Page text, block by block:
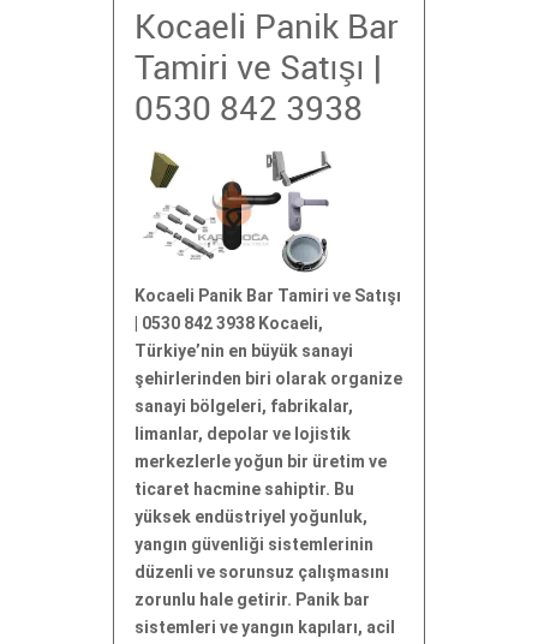
Kocaeli Panik Bar
Tamiri ve Satışı |
0530 842 3938
Kocaeli Panik Bar Tamiri ve Satışı
| 0530 842 3938 Kocaeli,
Türkiye’nin en büyük sanayi
şehirlerinden biri olarak organize
sanayi bölgeleri, fabrikalar,
limanlar, depolar ve lojistik
merkezlerle yoğun bir üretim ve
ticaret hacmine sahiptir. Bu
yüksek endüstriyel yoğunluk,
yangın güvenliği sistemlerinin
düzenli ve sorunsuz çalışmasını
zorunlu hale getirir. Panik bar
sistemleri ve yangın kapıları, acil